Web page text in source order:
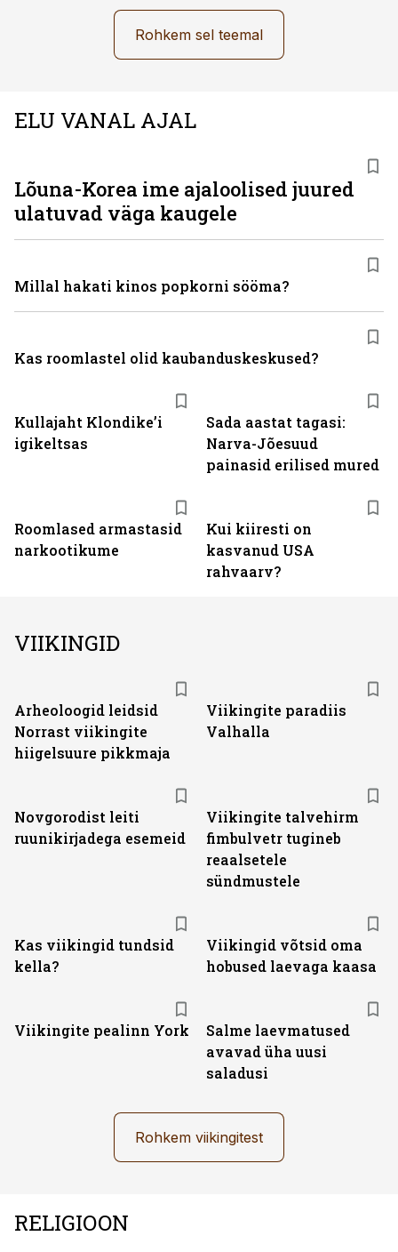
Rohkem sel teemal
ELU VANAL AJAL
Kullajaht Klondike’i
igikeltsas
Sada aastat tagasi:
Narva-Jõesuud
painasid erilised mured
Roomlased armastasid
narkootikume
Kui kiiresti on
kasvanud USA
rahvaarv?
Lõuna-Korea ime ajaloolised juured
ulatuvad väga kaugele
Millal hakati kinos popkorni sööma?
Kas roomlastel olid kaubanduskeskused?
VIIKINGID
Arheoloogid leidsid
Norrast viikingite
hiigelsuure pikkmaja
Viikingite paradiis
Valhalla
Novgorodist leiti
ruunikirjadega esemeid
Viikingite talvehirm
fimbulvetr tugineb
reaalsetele
sündmustele
Kas viikingid tundsid
kella?
Viikingid võtsid oma
hobused laevaga kaasa
Viikingite pealinn York
Salme laevmatused
avavad üha uusi
saladusi
Rohkem viikingitest
RELIGIOON